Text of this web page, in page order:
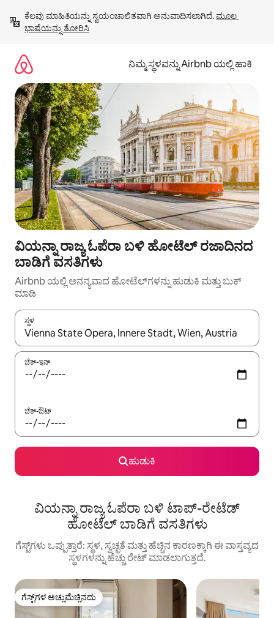
ಹೋಗಿ
ಕೆಲವು ಮಾಹಿತಿಯನ್ನು ಸ್ವಯಂಚಾಲಿತವಾಗಿ ಅನುವಾದಿಸಲಾಗಿದೆ. ಮೂಲ
ಭಾಷೆಯನ್ನು ತೋರಿಸಿ
ನಿಮ್ಮ ಸ್ಥಳವನ್ನು Airbnb ಯಲ್ಲಿ ಹಾಕಿ
ವಿಯನ್ನಾ ರಾಜ್ಯ ಓಪೆರಾ ಬಳಿ ಹೋಟೆಲ್ ರಜಾದಿನದ
ಬಾಡಿಗೆ ವಸತಿಗಳು
Airbnb ಯಲ್ಲಿ ಅನನ್ಯವಾದ ಹೋಟೆಲ್‌ಗಳನ್ನು ಹುಡುಕಿ ಮತ್ತು ಬುಕ್
ಮಾಡಿ
ಸ್ಥಳ
ಫಲಿತಾಂಶಗಳು ಲಭ್ಯವಿರುವಾಗ, ಅಪ್ ಮತ್ತು ಡೌನ್ ಬಾಣದ ಕೀಲಿಗಳೊಂದಿಗೆ
ಚೆಕ್-ಇನ್
ಚೆಕ್-ಔಟ್
ಹುಡುಕಿ
ವಿಯನ್ನಾ ರಾಜ್ಯ ಓಪೆರಾ ಬಳಿ ಟಾಪ್-ರೇಟೆಡ್
ಹೋಟೆಲ್ ಬಾಡಿಗೆ ವಸತಿಗಳು
ಗೆಸ್ಟ್‌ಗಳು ಒಪ್ಪುತ್ತಾರೆ: ಸ್ಥಳ, ಸ್ವಚ್ಛತೆ ಮತ್ತು ಹೆಚ್ಚಿನ ಕಾರಣಕ್ಕಾಗಿ ಈ ವಾಸ್ತವ್ಯದ
ಸ್ಥಳಗಳನ್ನು ಹೆಚ್ಚು ರೇಟ್ ಮಾಡಲಾಗುತ್ತದೆ.
ಗೆಸ್ಟ್‌ಗಳ ಅಚ್ಚುಮೆಚ್ಚಿನದು
ಗೆಸ್ಟ್‌ಗಳ ಅಚ್ಚುಮೆಚ್ಚಿನದು